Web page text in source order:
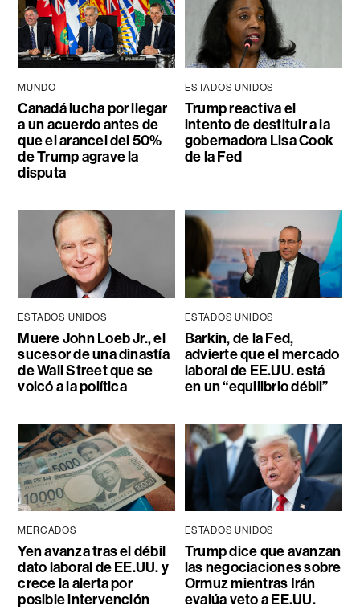
MUNDO
Canadá lucha por llegar
a un acuerdo antes de
que el arancel del 50%
de Trump agrave la
disputa
ESTADOS UNIDOS
Trump reactiva el
intento de destituir a la
gobernadora Lisa Cook
de la Fed
ESTADOS UNIDOS
Muere John Loeb Jr., el
sucesor de una dinastía
de Wall Street que se
volcó a la política
ESTADOS UNIDOS
Barkin, de la Fed,
advierte que el mercado
laboral de EE.UU. está
en un “equilibrio débil”
MERCADOS
Yen avanza tras el débil
dato laboral de EE.UU. y
crece la alerta por
posible intervención
ESTADOS UNIDOS
Trump dice que avanzan
las negociaciones sobre
Ormuz mientras Irán
evalúa veto a EE.UU.